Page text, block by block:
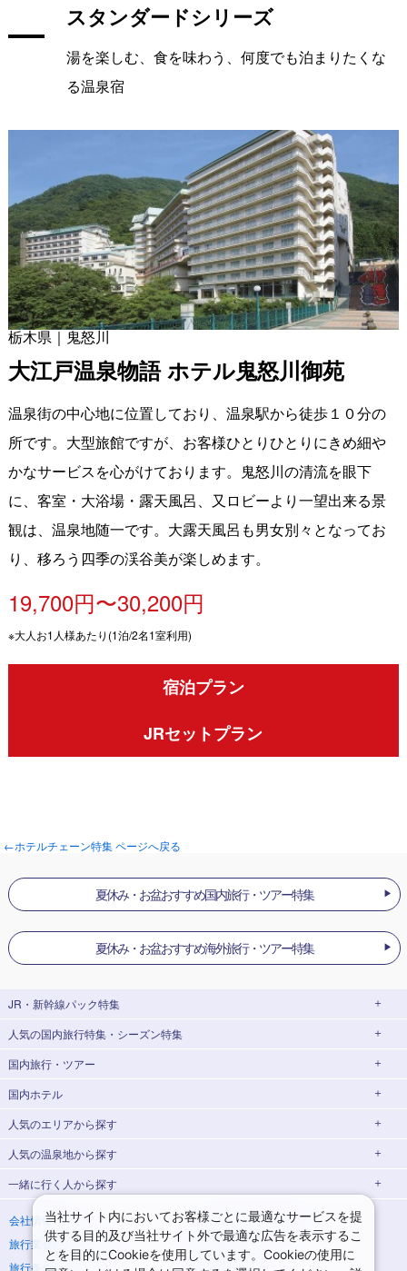
スタンダードシリーズ
湯を楽しむ、食を味わう、何度でも泊まりたくな
る温泉宿
栃木県｜鬼怒川
大江戸温泉物語 ホテル鬼怒川御苑
温泉街の中心地に位置しており、温泉駅から徒歩１０分の
所です。大型旅館ですが、お客様ひとりひとりにきめ細や
かなサービスを心がけております。鬼怒川の清流を眼下
に、客室・大浴場・露天風呂、又ロビーより一望出来る景
観は、温泉地随一です。大露天風呂も男女別々となってお
り、移ろう四季の渓谷美が楽しめます。
19,700円〜30,200円
※大人お1人様あたり(1泊/2名1室利用)
宿泊プラン
JRセットプラン
←ホテルチェーン特集 ページへ戻る
夏休み・お盆おすすめ国内旅行・ツアー特集
夏休み・お盆おすすめ海外旅行・ツアー特集
JR・新幹線パック特集
JR・新幹線＋ホテルパック
出張パック
人気の国内旅行特集・シーズン特集
東京ディズニーリゾート®への旅
ユニバーサル・スタジオ・ジャパン(USJ)
夏休み・お盆休み旅行 シルバーウィーク旅行
冬休み旅行 紅葉旅行
クリスマスの旅行 年末年始・お正月の旅行
国内旅行・ツアー
北海道旅行・ツアー
東北旅行・ツアー
青森旅行・ツアー
宮城旅行・ツアー
山形旅行・ツアー 福島旅行・ツアー
関東旅行・ツアー
国内ホテル
北海道ホテル・旅館
青森ホテル・旅館 岩手ホテル・旅館
宮城ホテル・旅館 秋田ホテル・旅館
人気のエリアから探す
函館旅行
仙台旅行
人気の温泉地から探す
北海道
湯の川温泉(北海道) 定山渓温泉(北海道)
十勝川温泉(北海道) 阿寒湖温泉(北海道)
一緒に行く人から探す
一人旅 国内版 家族・子連れ旅行 国内版
カップル・夫婦旅行 国内版 女子旅 国内版
会社情報
プライバシーポリシー
旅行業登録票・約款
規約集
旅行条件書
商標について
当社サイト内においてお客様ごとに最適なサービスを提
供する目的及び当社サイト外で最適な広告を表示するこ
とを目的にCookieを使用しています。Cookieの使用に